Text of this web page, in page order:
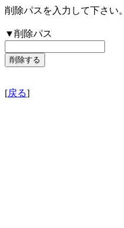
削除パスを入力して下さい。
▼削除パス
[戻る]